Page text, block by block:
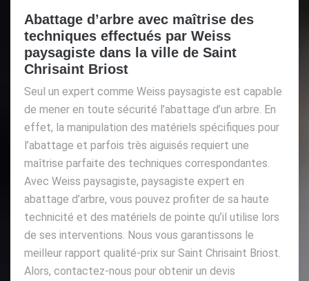
Abattage d’arbre avec maîtrise des
techniques effectués par Weiss
paysagiste dans la ville de Saint
Chrisaint Briost
Seul un expert comme Weiss paysagiste est capable
de mener en toute sécurité l’abattage d’un arbre. En
effet, la manipulation des matériels spécifiques pour
l’abattage et parfois très aiguisés requiert une
maîtrise parfaite des techniques correspondantes.
Avec Weiss paysagiste, paysagiste expert en
abattage d’arbre, vous pouvez profiter de sa haute
technicité et des matériels de pointe qu’il utilise lors
de ses interventions. Nous vous garantissons le
meilleur rapport qualité-prix sur Saint Chrisaint Briost.
Alors, contactez-nous pour obtenir un devis